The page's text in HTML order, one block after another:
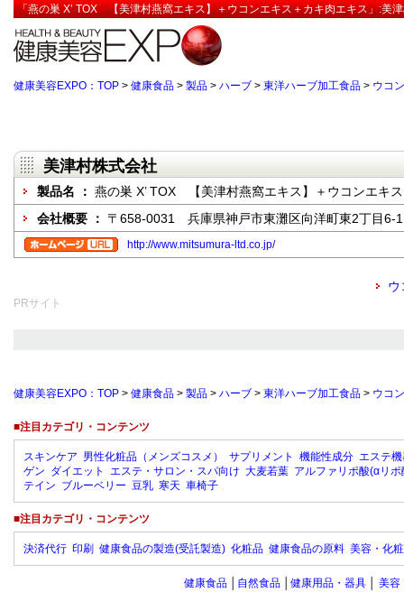
「燕の巣 X’ TOX 【美津村燕窩エキス】＋ウコンエキス＋カキ肉エキス」:美
健康美容EXPO：TOP > 健康食品 > 製品 > ハーブ > 東洋ハーブ加工食品 > ウコン
美津村株式会社
製品名 ： 燕の巣 X’ TOX 【美津村燕窩エキス】＋ウコンエキ
会社概要 ： 〒658-0031 兵庫県神戸市東灘区向洋町東2丁目6-1
http://www.mitsumura-ltd.co.jp/
ウ
PRサイト
健康美容EXPO：TOP > 健康食品 > 製品 > ハーブ > 東洋ハーブ加工食品 > ウコン
■注目カテゴリ・コンテンツ
スキンケア 男性化粧品（メンズコスメ） サプリメント 機能性成分 エステ
ゲン ダイエット エステ・サロン・スパ向け 大麦若葉 アルファリポ酸(αリポ
テイン ブルーベリー 豆乳 寒天 車椅子
■注目カテゴリ・コンテンツ
決済代行 印刷 健康食品の製造(受託製造) 化粧品 健康食品の原料 美容・化
健康食品 自然食品 健康用品・器具 美容